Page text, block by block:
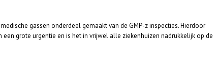
gassen onderdeel gemaakt van de GMP-z inspecties. Hierdoor
een grote urgentie en is het in vrijwel alle ziekenhuizen nadrukkelijk op de